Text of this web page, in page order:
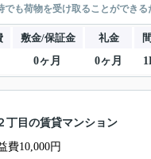
も荷物を受け取ることができ
敷金/保証金 礼金
0ヶ月 0ヶ月
丁目の賃貸マンション
費10,000円